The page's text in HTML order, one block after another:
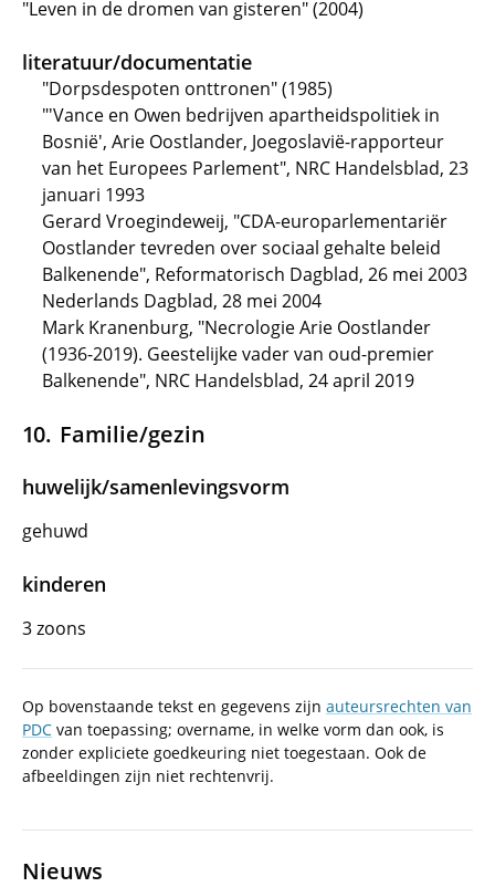
"Leven in de dromen van gisteren" (2004)
literatuur/documentatie
"Dorpsdespoten onttronen" (1985)
"'Vance en Owen bedrijven apartheidspolitiek in
Bosnië', Arie Oostlander, Joegoslavië-rapporteur
van het Europees Parlement", NRC Handelsblad, 23
januari 1993
Gerard Vroegindeweij, "CDA-europarlementariër
Oostlander tevreden over sociaal gehalte beleid
Balkenende", Reformatorisch Dagblad, 26 mei 2003
Nederlands Dagblad, 28 mei 2004
Mark Kranenburg, "Necrologie Arie Oostlander
(1936-2019). Geestelijke vader van oud-premier
Balkenende", NRC Handelsblad, 24 april 2019
Familie/gezin
huwelijk/samenlevingsvorm
gehuwd
kinderen
3 zoons
Op bovenstaande tekst en gegevens zijn auteursrechten van
PDC van toepassing; overname, in welke vorm dan ook, is
zonder expliciete goedkeuring niet toegestaan. Ook de
afbeeldingen zijn niet rechtenvrij.
Nieuws